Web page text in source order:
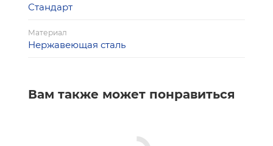
Стандарт
Материал
Нержавеющая сталь
Вам также может понравиться